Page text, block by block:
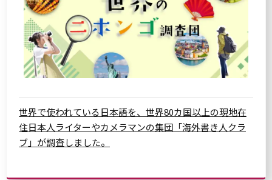
世界で使われている日本語を、世界80カ国以上の現地在
住日本人ライターやカメラマンの集団「海外書き人クラ
ブ」が調査しました。